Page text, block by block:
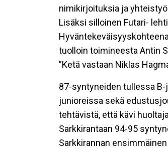
nimikirjoituksia ja
Lisäksi silloinen Futari-
tuolloin toimineesta Antin
”Ketä vastaan Niklas
87-syntyneiden tullessa B-
junioreissa sekä
tehtävistä, että kävi
Sarkkirantaan 94-95
Sarkkirannan